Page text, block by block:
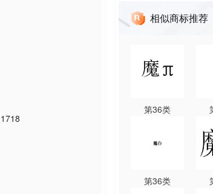
1718
相似商标推荐
第36类
第36类